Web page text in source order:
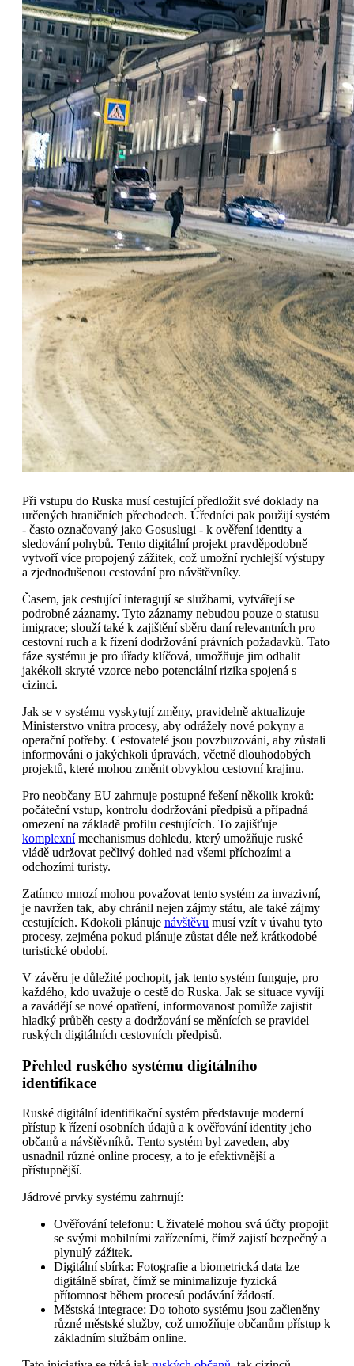
Při vstupu do Ruska musí cestující předložit své doklady na
určených hraničních přechodech. Úředníci pak použijí systém
- často označovaný jako Gosuslugi - k ověření identity a
sledování pohybů. Tento digitální projekt pravděpodobně
vytvoří více propojený zážitek, což umožní rychlejší výstupy
a zjednodušenou cestování pro návštěvníky.
Časem, jak cestující interagují se službami, vytvářejí se
podrobné záznamy. Tyto záznamy nebudou pouze o statusu
imigrace; slouží také k zajištění sběru daní relevantních pro
cestovní ruch a k řízení dodržování právních požadavků. Tato
fáze systému je pro úřady klíčová, umožňuje jim odhalit
jakékoli skryté vzorce nebo potenciální rizika spojená s
cizinci.
Jak se v systému vyskytují změny, pravidelně aktualizuje
Ministerstvo vnitra procesy, aby odrážely nové pokyny a
operační potřeby. Cestovatelé jsou povzbuzováni, aby zůstali
informováni o jakýchkoli úpravách, včetně dlouhodobých
projektů, které mohou změnit obvyklou cestovní krajinu.
Pro neobčany EU zahrnuje postupné řešení několik kroků:
počáteční vstup, kontrolu dodržování předpisů a případná
omezení na základě profilu cestujících. To zajišťuje
komplexnímechanismus dohledu, který umožňuje ruské
vládě udržovat pečlivý dohled nad všemi příchozími a
odchozími turisty.
Zatímco mnozí mohou považovat tento systém za invazivní,
je navržen tak, aby chránil nejen zájmy státu, ale také zájmy
cestujících. Kdokoli plánuje návštěvu musí vzít v úvahu tyto
procesy, zejména pokud plánuje zůstat déle než krátkodobé
turistické období.
V závěru je důležité pochopit, jak tento systém funguje, pro
každého, kdo uvažuje o cestě do Ruska. Jak se situace vyvíjí
a zavádějí se nové opatření, informovanost pomůže zajistit
hladký průběh cesty a dodržování se měnících se pravidel
ruských digitálních cestovních předpisů.
Přehled ruského systému digitálního
identifikace
Ruské digitální identifikační systém představuje moderní
přístup k řízení osobních údajů a k ověřování identity jeho
občanů a návštěvníků. Tento systém byl zaveden, aby
usnadnil různé online procesy, a to je efektivnější a
přístupnější.
Jádrové prvky systému zahrnují:
Ověřování telefonu: Uživatelé mohou svá účty propojit
se svými mobilními zařízeními, čímž zajistí bezpečný a
plynulý zážitek.
Digitální sbírka: Fotografie a biometrická data lze
digitálně sbírat, čímž se minimalizuje fyzická
přítomnost během procesů podávání žádostí.
Městská integrace: Do tohoto systému jsou začleněny
různé městské služby, což umožňuje občanům přístup k
základním službám online.